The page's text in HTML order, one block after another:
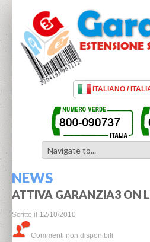
NEWS
ATTIVA GARANZIA3 ON
Scritto il 12/10/2010
Commenti non disponibili